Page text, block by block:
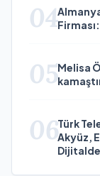
04
05Melisa
06Türk
Akyüz,
Dijitalde